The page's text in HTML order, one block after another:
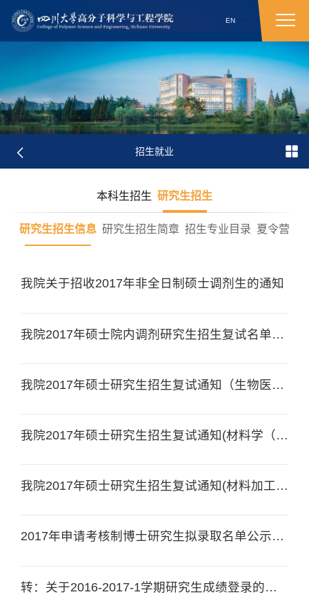
EN
招生就业
本科生招生 研究生招生
研究生招生信息 研究生招生简章 招生专业目录 夏令营
我院关于招收2017年非全日制硕士调剂生的通知
我院2017年硕士院内调剂研究生招生复试名单（医用高分子材料及人工器官系）
我院2017年硕士研究生招生复试通知（生物医学工程专业）
我院2017年硕士研究生招生复试通知(材料学（高分子材料）、高分子科学与工程，复合材料专业及材料工程专业)
我院2017年硕士研究生招生复试通知(材料加工工程、材料工程专业)
2017年申请考核制博士研究生拟录取名单公示（材料学、材料加工工程专业）
转：关于2016-2017-1学期研究生成绩登录的通知